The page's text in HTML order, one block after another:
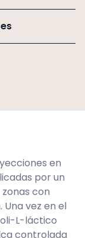
en
por un
con
vez en el
L-láctico
controlada